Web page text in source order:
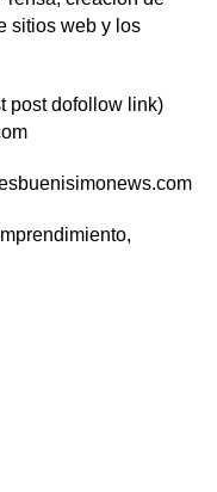
sitios web y los
post dofollow link)